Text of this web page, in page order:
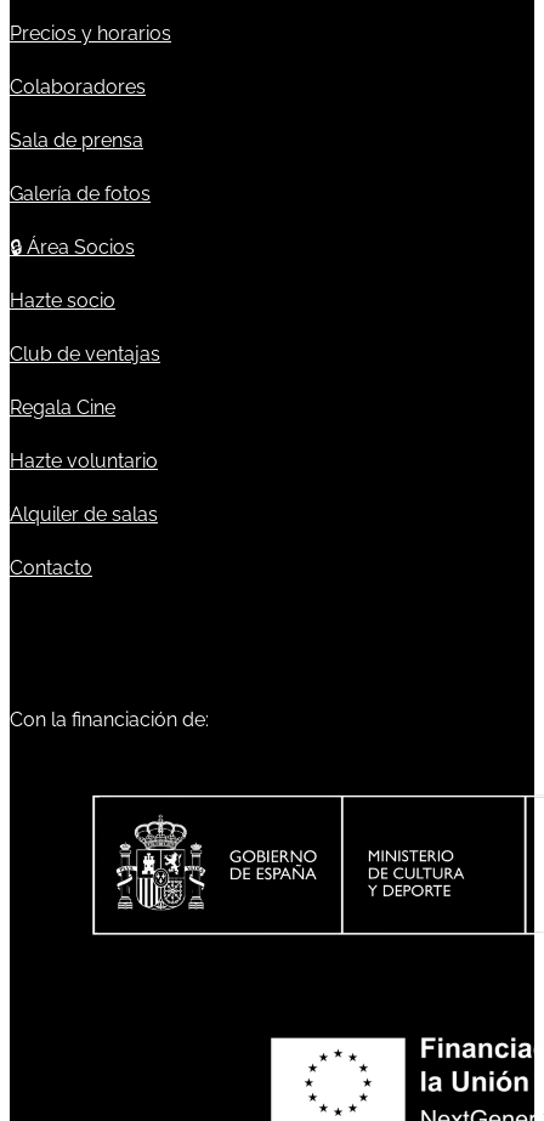
Precios y horarios
Colaboradores
Sala de prensa
Galería de fotos
🔒 Área Socios
Hazte socio
Club de ventajas
Regala Cine
Hazte voluntario
Alquiler de salas
Contacto
Con la financiación de: